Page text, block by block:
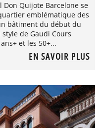
Don Quijote Barcelone se
emblématique des
bâtiment du début du
de Gaudi Cours
et les 50+...
EN SAVOIR PLUS